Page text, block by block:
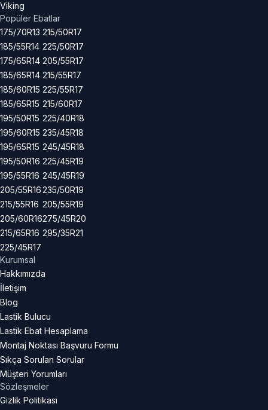
Viking
Popüler Ebatlar
175/70R13
185/55R14
175/65R14
185/65R14
185/60R15
185/65R15
195/50R15
195/60R15
195/65R15
195/50R16
195/55R16
205/55R16
215/55R16
205/60R16
215/65R16
225/45R17
215/50R17
225/50R17
205/55R17
215/55R17
225/55R17
215/60R17
225/40R18
235/45R18
245/45R18
225/45R19
245/45R19
235/50R19
205/55R19
275/45R20
295/35R21
Kurumsal
Hakkımızda
İletişim
Blog
Lastik Bulucu
Lastik Ebat Hesaplama
Montaj Noktası Başvuru Formu
Sıkça Sorulan Sorular
Müşteri Yorumları
Sözleşmeler
Gizlik Politikası